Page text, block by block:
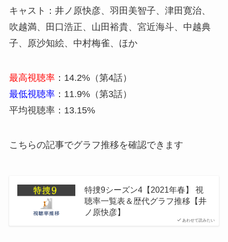
キャスト：井ノ原快彦、羽田美智子、津田寛治、
吹越満、田口浩正、山田裕貴、宮近海斗、中越典
子、原沙知絵、中村梅雀、ほか
最高視聴率：14.2%（第4話）
最低視聴率：11.9%（第3話）
平均視聴率：13.15%
こちらの記事でグラフ推移を確認できます
あわせて読みたい
特捜9シーズン4【2021年春】 視
聴率一覧表＆歴代グラフ推移【井
ノ原快彦】